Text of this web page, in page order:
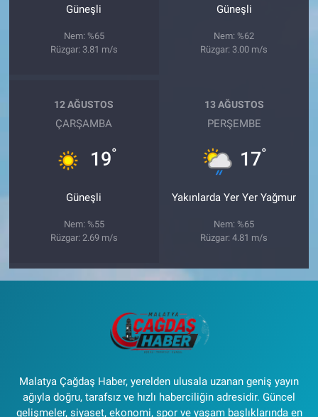
Güneşli
Nem: %65
Rüzgar: 3.81 m/s
Güneşli
Nem: %62
Rüzgar: 3.00 m/s
12 AĞUSTOS
ÇARŞAMBA
19°
Güneşli
Nem: %55
Rüzgar: 2.69 m/s
13 AĞUSTOS
PERŞEMBE
17°
Yakınlarda Yer Yer Yağmur
Nem: %65
Rüzgar: 4.81 m/s
Malatya Çağdaş Haber, yerelden ulusala uzanan geniş yayın
ağıyla doğru, tarafsız ve hızlı haberciliğin adresidir. Güncel
gelişmeler, siyaset, ekonomi, spor ve yaşam başlıklarında en